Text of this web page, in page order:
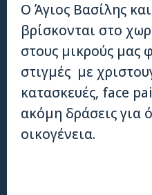
Ο Άγιος Βασίλης
βρίσκονται στο
στους μικρούς μας
στιγμές με
κατασκευές, face
ακόμη δράσεις για
οικογένεια.